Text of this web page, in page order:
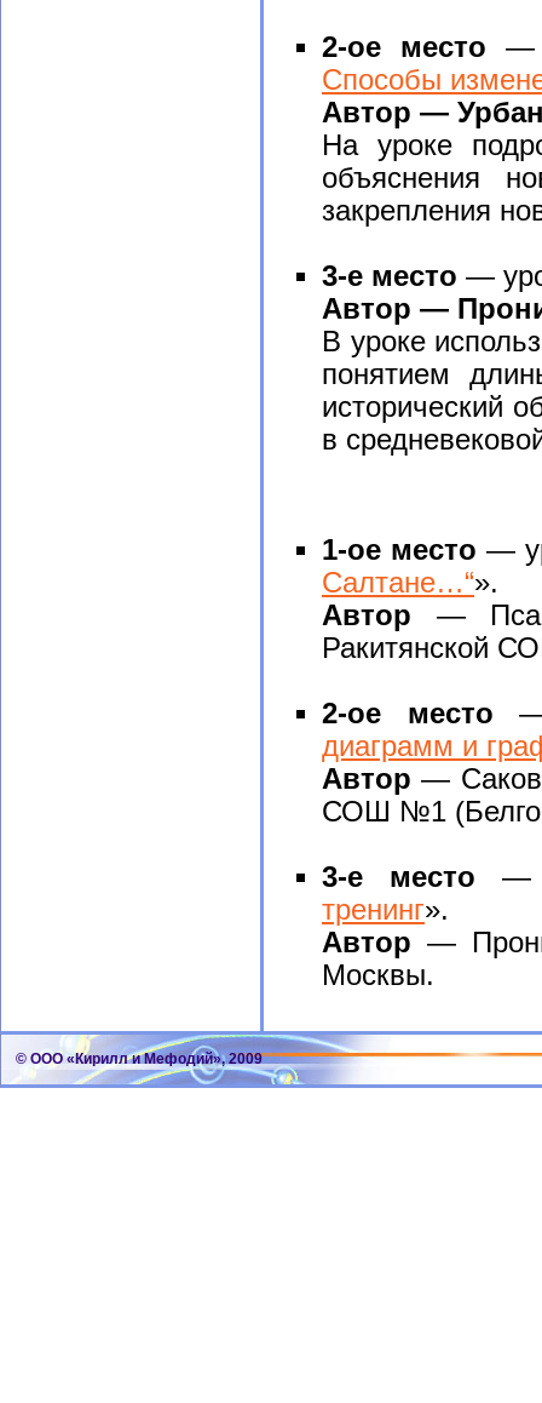
2-ое место —
Способы
Автор —
На уроке
объяснения
закрепления
3-е место —
Автор —
В уроке
понятием
исторический
в
1-ое место —
Салтане…“».
Автор —
Ракитянской
2-ое место —
диаграмм и
Автор —
СОШ №1
3-е место —
тренинг».
Автор —
Москвы.
© ООО «Кирилл и Мефодий», 2009